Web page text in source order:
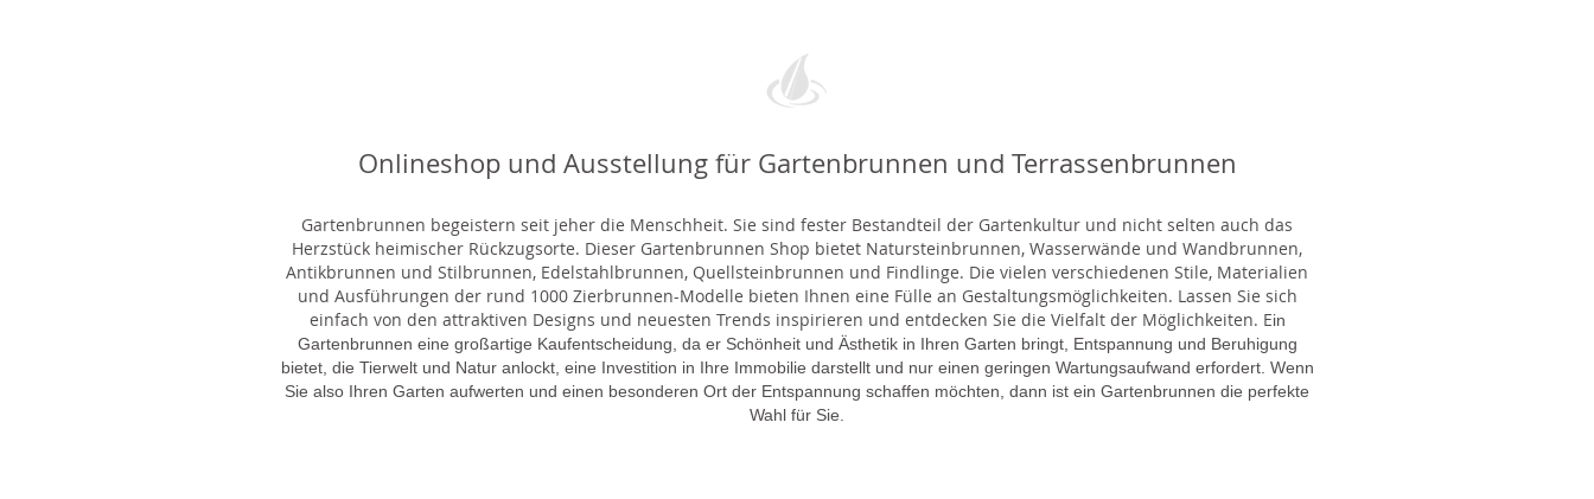
Onlineshop und Ausstellung für Gartenbrunnen und Terrassenbrunnen
Gartenbrunnen begeistern seit jeher die Menschheit. Sie sind fester Bestandteil der Gartenkultur und nicht selten auch das
Herzstück heimischer Rückzugsorte. Dieser Gartenbrunnen Shop bietet Natursteinbrunnen, Wasserwände und Wandbrunnen,
Antikbrunnen und Stilbrunnen, Edelstahlbrunnen, Quellsteinbrunnen und Findlinge. Die vielen verschiedenen Stile, Materialien
und Ausführungen der rund 1000 Zierbrunnen-Modelle bieten Ihnen eine Fülle an Gestaltungsmöglichkeiten. Lassen Sie sich
einfach von den attraktiven Designs und neuesten Trends inspirieren und entdecken Sie die Vielfalt der Möglichkeiten. Ein
Gartenbrunnen eine großartige Kaufentscheidung, da er Schönheit und Ästhetik in Ihren Garten bringt, Entspannung und Beruhigung
bietet, die Tierwelt und Natur anlockt, eine Investition in Ihre Immobilie darstellt und nur einen geringen Wartungsaufwand erfordert. Wenn
Sie also Ihren Garten aufwerten und einen besonderen Ort der Entspannung schaffen möchten, dann ist ein Gartenbrunnen die perfekte
Wahl für Sie.